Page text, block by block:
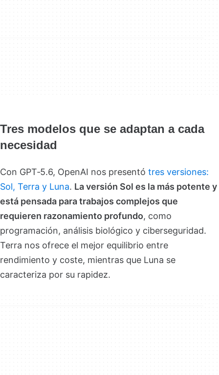
Tres modelos que se adaptan a cada
necesidad
Con GPT‑5.6, OpenAI nos presentó tres versiones:
Sol, Terra y Luna. La versión Sol es la más potente y
está pensada para trabajos complejos que
requieren razonamiento profundo, como
programación, análisis biológico y ciberseguridad.
Terra nos ofrece el mejor equilibrio entre
rendimiento y coste, mientras que Luna se
caracteriza por su rapidez.